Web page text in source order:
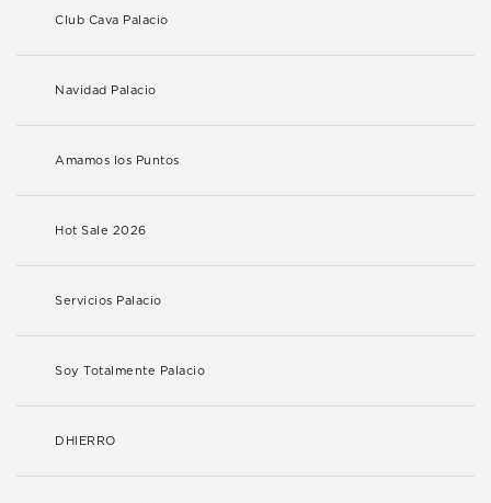
Club Cava Palacio
Navidad Palacio
Amamos los Puntos
Hot Sale 2026
Servicios Palacio
Soy Totalmente Palacio
DHIERRO